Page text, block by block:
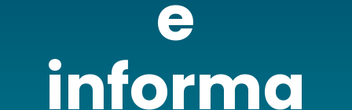
e
informa